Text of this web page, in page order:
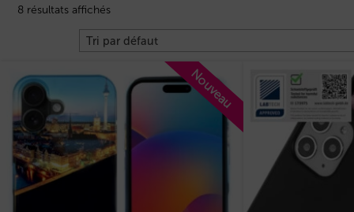
8 résultats affichés
Nouveau